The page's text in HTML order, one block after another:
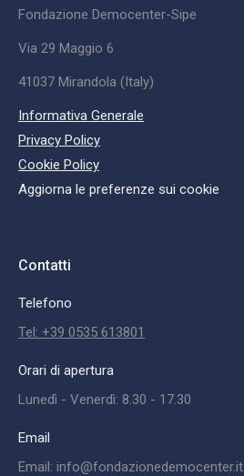
Fondazione Democenter-Sipe
Via 29 Maggio 6
41037 Mirandola (Italy)
Informativa Generale
Privacy Policy
Cookie Policy
Aggiorna le preferenze sui cookie
Contatti
Telefono
Tel: +39 0535 613801
Orari di apertura
Lunedì - Venerdì: 8.30 - 17.30
Email
Email: info@fondazionedemocenter.it